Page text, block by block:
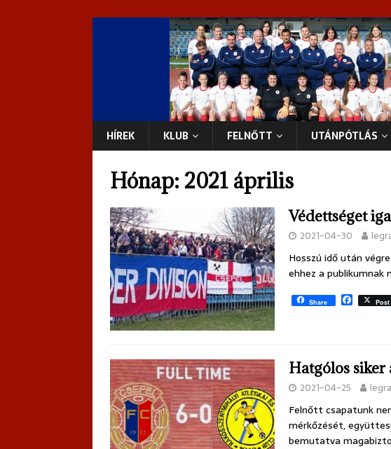
HÍREK KLUB FELNŐTT UTÁNPÓTLÁS
Hónap:2021 április
Védettséget
2021-04-30
Hosszú idő után
ehhez a publikumnak
Share a
o
k
Post
Hatgólos siker
2021-04-25
Felnőtt csapatunk
mérkőzését,
bemutatva